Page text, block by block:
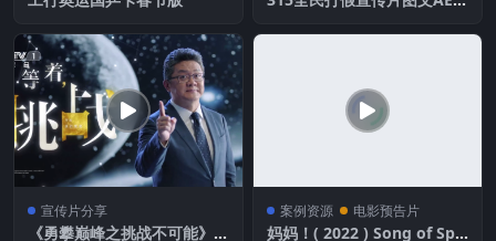
宣传片分享
《勇攀巅峰之挑战不可能》 C
案例资源 电影预告片
妈妈！( 2022 ) Song of Spri